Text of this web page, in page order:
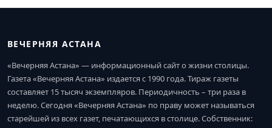
ВЕЧЕРНЯЯ АСТАНА
«Вечерняя Астана» — информационный сайт о жизни столицы.
Газета «Вечерняя Астана» издается с 1990 года. Тираж газеты
составляет 15 тысяч экземпляров. Периодичность – три раза в
неделю. Сегодня «Вечерняя Астана» по праву может называться
старейшей из всех газет, печатающихся в столице. Собственник: